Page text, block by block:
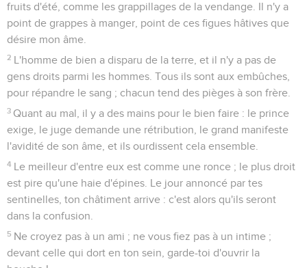
fruits d'été, comme les grappillages de la vendange. Il n'y a
point de grappes à manger, point de ces figues hâtives que
désire mon âme.
2 L'homme de bien a disparu de la terre, et il n'y a pas de
gens droits parmi les hommes. Tous ils sont aux embûches,
pour répandre le sang ; chacun tend des pièges à son frère.
3 Quant au mal, il y a des mains pour le bien faire : le prince
exige, le juge demande une rétribution, le grand manifeste
l'avidité de son âme, et ils ourdissent cela ensemble.
4 Le meilleur d'entre eux est comme une ronce ; le plus droit
est pire qu'une haie d'épines. Le jour annoncé par tes
sentinelles, ton châtiment arrive : c'est alors qu'ils seront
dans la confusion.
5 Ne croyez pas à un ami ; ne vous fiez pas à un intime ;
devant celle qui dort en ton sein, garde-toi d'ouvrir la